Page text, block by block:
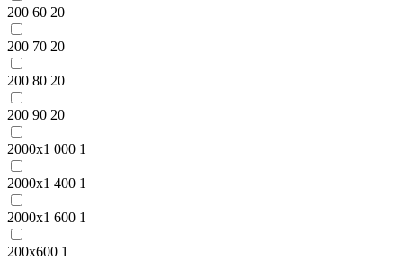
200 60 20
200 70 20
200 80 20
200 90 20
2000x1 000 1
2000x1 400 1
2000x1 600 1
200x600 1